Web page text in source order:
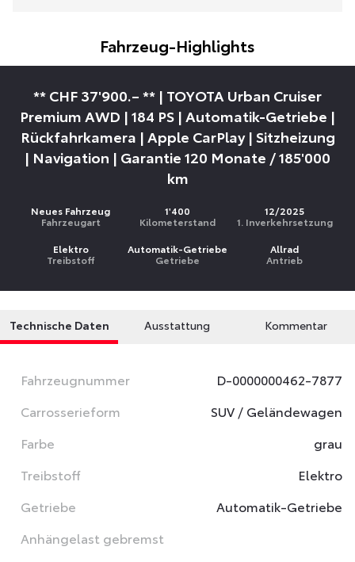
Fahrzeug-Highlights
** CHF 37'900.– ** | TOYOTA Urban Cruiser
Premium AWD | 184 PS | Automatik-Getriebe |
Rückfahrkamera | Apple CarPlay | Sitzheizung
| Navigation | Garantie 120 Monate / 185'000
km
Neues Fahrzeug
Fahrzeugart
1'400
Kilometerstand
12/2025
1. Inverkehrsetzung
Elektro
Treibstoff
Automatik-Getriebe
Getriebe
Allrad
Antrieb
Technische Daten Ausstattung Kommentar
Fahrzeugnummer
D-0000000462-7877
Carrosserieform
SUV / Geländewagen
Farbe
grau
Treibstoff
Elektro
Getriebe
Automatik-Getriebe
Anhängelast gebremst